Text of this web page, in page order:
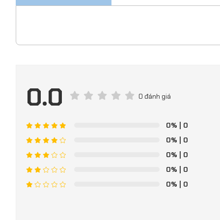
0.0 0 đánh giá
0% | 0
0% | 0
0% | 0
0% | 0
0% | 0